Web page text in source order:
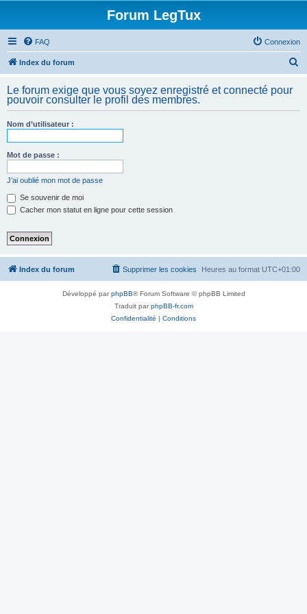
Forum LegTux
FAQ Connexion
Index du forum
h
Le forum exige que vous soyez enregistré et connecté pour
pouvoir consulter le profil des membres.
Nom d’utilisateur :
Mot de passe :
J’ai oublié mon mot de passe
Se souvenir de moi
Cacher mon statut en ligne pour cette session
Index du forum Heures au format UTC+01:00
Supprimer les cookies
Développé parphpBB® Forum Software © phpBB Limited
Traduit parphpBB-fr.com
Confidentialité | Conditions